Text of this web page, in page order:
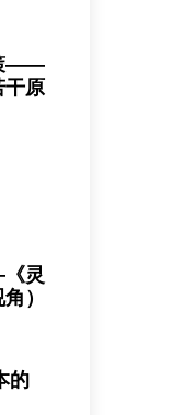
——
干原
灵
）
的